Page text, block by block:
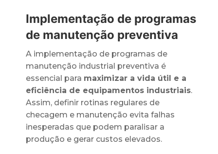
Implementação de programas
de manutenção preventiva
A implementação de programas de
manutenção industrial preventiva é
essencial para maximizar a vida útil e a
eficiência de equipamentos industriais.
Assim, definir rotinas regulares de
checagem e manutenção evita falhas
inesperadas que podem paralisar a
produção e gerar custos elevados.